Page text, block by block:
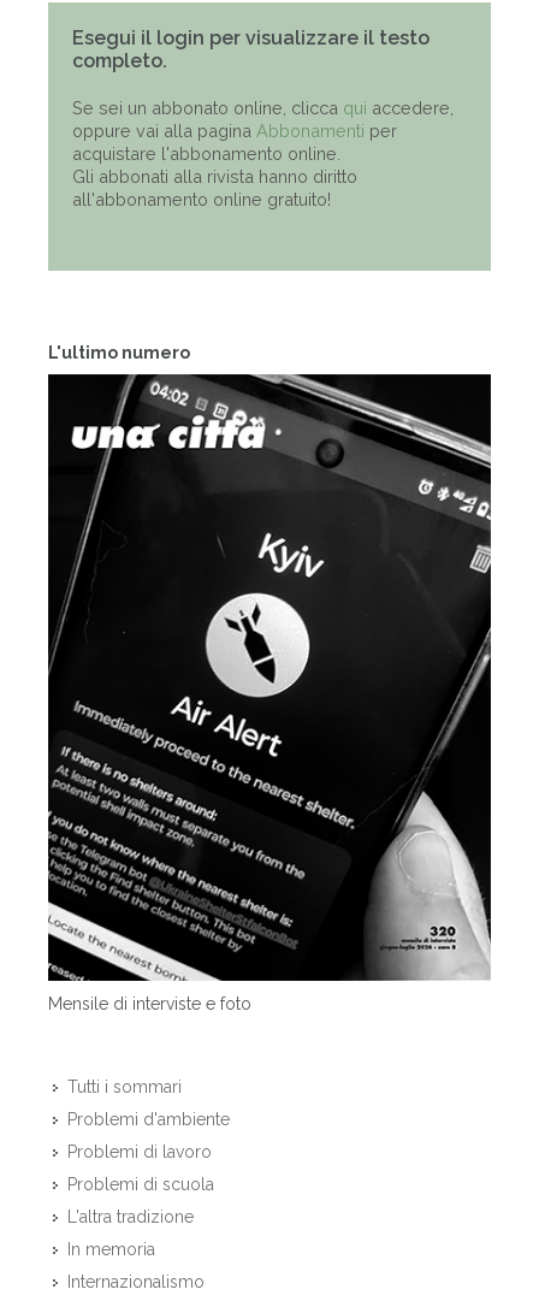
L'ultimo numero
Mensile di interviste e foto
Tutti i sommari
Problemi d'ambiente
Problemi di lavoro
Problemi di scuola
L'altra tradizione
In memoria
Internazionalismo
Esegui il login per visualizzare il testo
completo.
Se sei un abbonato online, clicca qui accedere,
oppure vai alla pagina Abbonamenti per
acquistare l'abbonamento online.
Gli abbonati alla rivista hanno diritto
all'abbonamento online gratuito!